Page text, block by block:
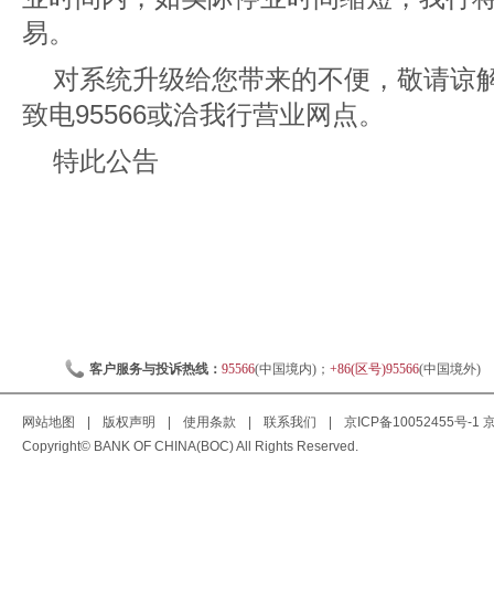
易。
对系统升级给您带来的不便，敬请谅
致电95566或洽我行营业网点。
特此公告
客户服务与投诉热线： 95566(中国境内)； +86(区号)95566(中国境外)
网站地图 版权声明 使用条款 联系我们 京ICP备10052455号-1
Copyright© BANK OF CHINA(BOC) All Rights Reserved.